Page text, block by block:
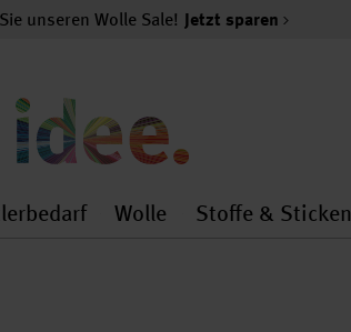
unseren Wolle Sale! Jetzt sparen
general.openMenu
Künstlerbedarf
Wolle
Wolle
Stoffe & Sticken